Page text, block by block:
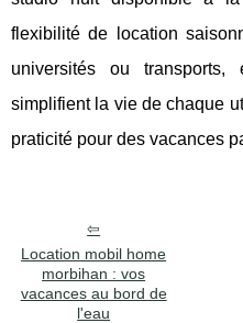
flexibilité de location
universités ou
simplifient la vie de chaque
praticité pour des vacances
Location mobil home
morbihan : vos
vacances au bord de
l'eau